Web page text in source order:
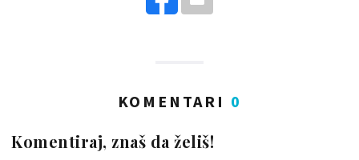
KOMENTARI 0
Komentiraj, znaš da želiš!